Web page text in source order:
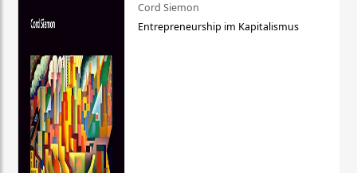
Cord Siemon
Entrepreneurship im Kapitalismus